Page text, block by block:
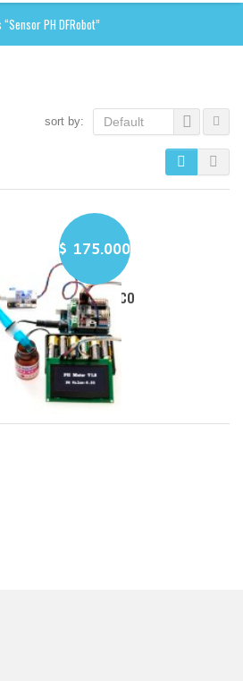
PH DFRobot”
sort by: Default
$ 175.000
de PH Analógico
LEER MÁS